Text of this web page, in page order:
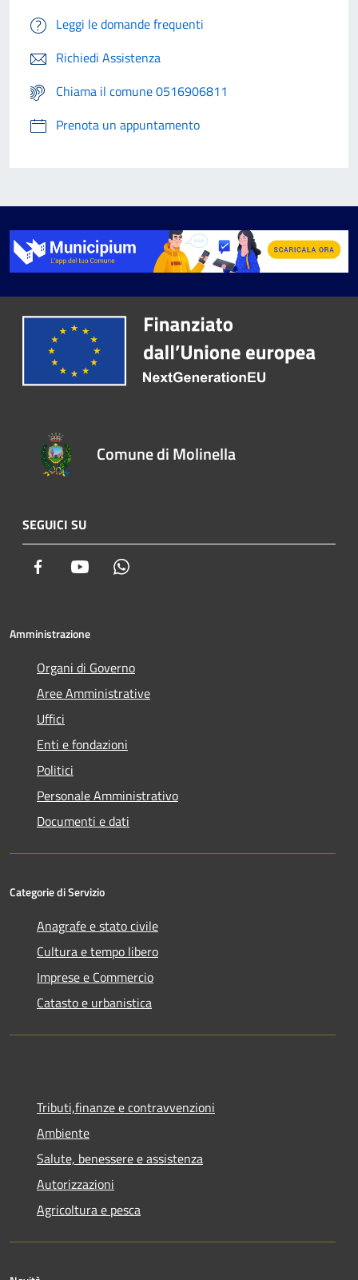
Leggi le domande frequenti
Richiedi Assistenza
Chiama il comune 0516906811
Prenota un appuntamento
Comune di Molinella
SEGUICI SU
Facebook Youtube
Amministrazione
Organi di Governo
Aree Amministrative
Uffici
Enti e fondazioni
Politici
Personale Amministrativo
Documenti e dati
Categorie di Servizio
Anagrafe e stato civile
Cultura e tempo libero
Imprese e Commercio
Catasto e urbanistica
Tributi,finanze e contravvenzioni
Ambiente
Salute, benessere e assistenza
Autorizzazioni
Agricoltura e pesca